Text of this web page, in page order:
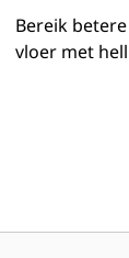
Bereik
vloer met